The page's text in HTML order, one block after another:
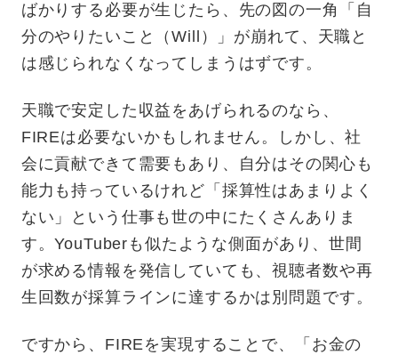
ばかりする必要が生じたら、先の図の一角「自
分のやりたいこと（Will）」が崩れて、天職と
は感じられなくなってしまうはずです。
天職で安定した収益をあげられるのなら、
FIREは必要ないかもしれません。しかし、社
会に貢献できて需要もあり、自分はその関心も
能力も持っているけれど「採算性はあまりよく
ない」という仕事も世の中にたくさんありま
す。YouTuberも似たような側面があり、世間
が求める情報を発信していても、視聴者数や再
生回数が採算ラインに達するかは別問題です。
ですから、FIREを実現することで、「お金の